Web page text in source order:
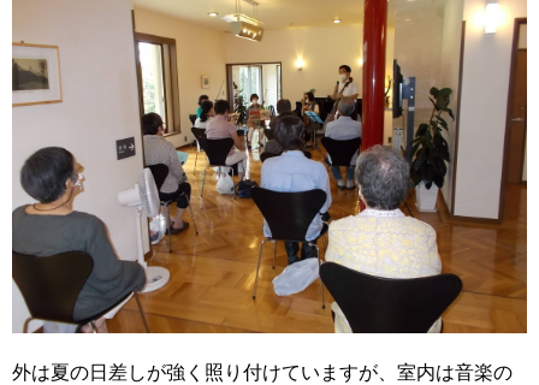
外は夏の日差しが強く照り付けていますが、室内は音楽の